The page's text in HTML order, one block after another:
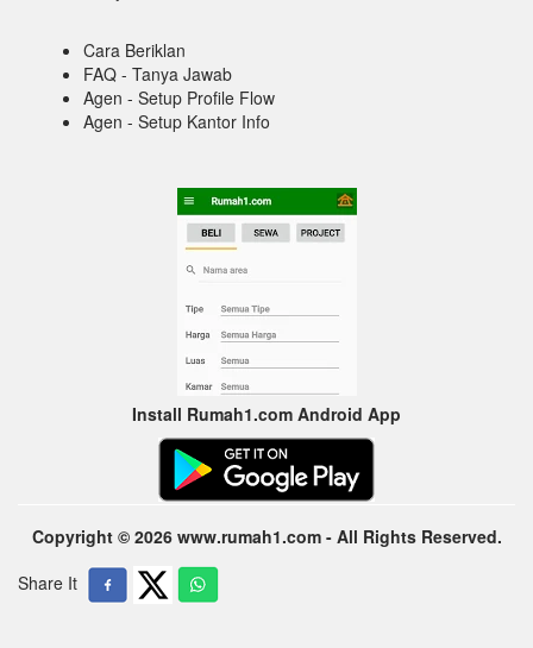
Cara Beriklan
FAQ - Tanya Jawab
Agen - Setup Profile Flow
Agen - Setup Kantor Info
Install Rumah1.com Android App
Copyright © 2026 www.rumah1.com - All Rights Reserved.
Share It